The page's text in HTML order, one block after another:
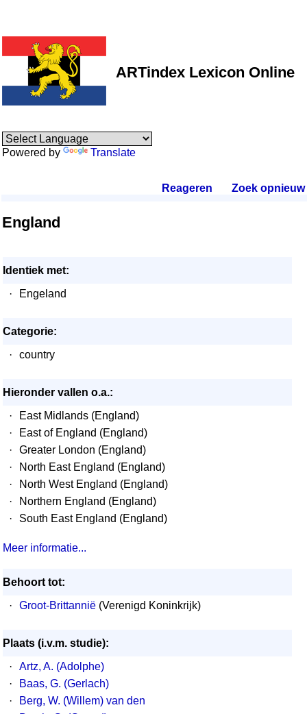
ARTindex Lexicon Online
Powered by Translate
Reageren Zoek opnieuw.
England
Identiek met:
·
Engeland
Categorie:
·
country
Hieronder vallen o.a.:
·
East Midlands (England)
·
East of England (England)
·
Greater London (England)
·
North East England (England)
·
North West England (England)
·
Northern England (England)
·
South East England (England)
Meer informatie...
Behoort tot:
·
Groot-Brittannië (Verenigd Koninkrijk)
Plaats (i.v.m. studie):
·
Artz, A. (Adolphe)
·
Baas, G. (Gerlach)
·
Berg, W. (Willem) van den